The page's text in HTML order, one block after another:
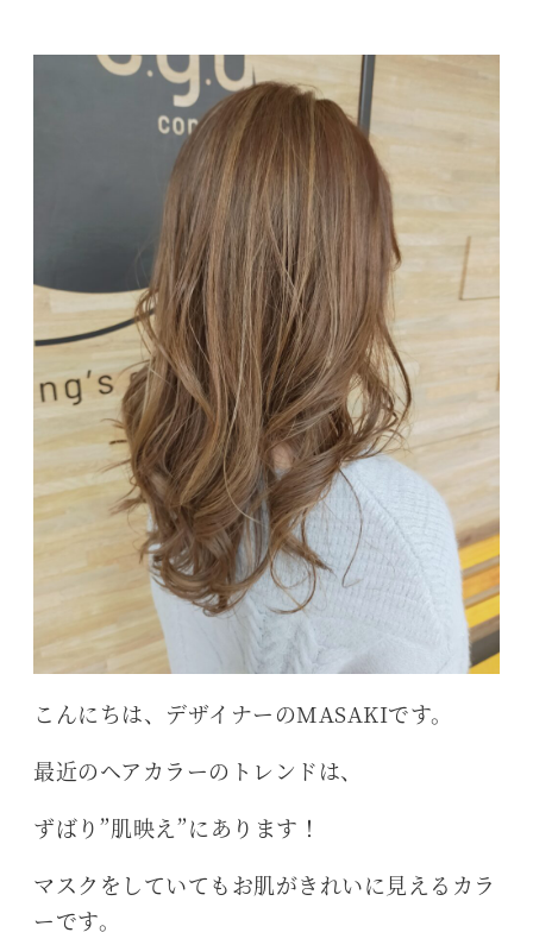
こんにちは、デザイナーのMASAKIです。
最近のヘアカラーのトレンドは、
ずばり”肌映え”にあります！
マスクをしていてもお肌がきれいに見えるカラ
ーです。